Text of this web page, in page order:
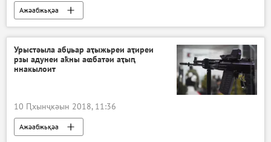
Ажәабжьқәа
Урыстәыла абџьар аҭыжьреи аҭиреи
рзы адунеи аҟны аҩбатәи аҭыԥ
ннакылоит
10 Ԥхынҷкәын 2018, 11:36
Ажәабжьқәа